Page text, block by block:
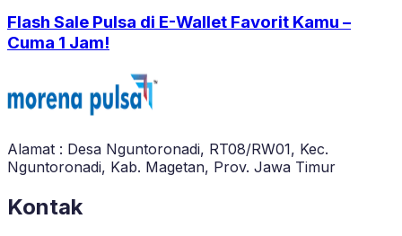
Flash Sale Pulsa di E-Wallet Favorit Kamu –
Cuma 1 Jam!
Alamat : Desa Nguntoronadi, RT08/RW01, Kec.
Nguntoronadi, Kab. Magetan, Prov. Jawa Timur
Kontak